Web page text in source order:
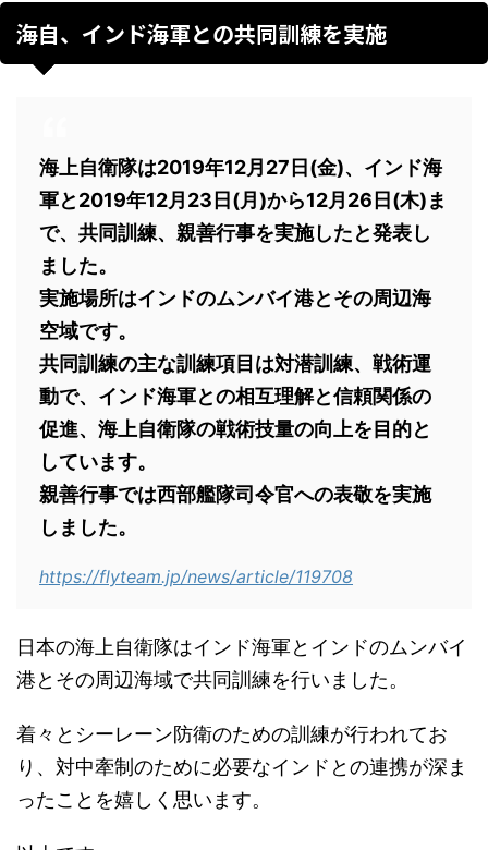
海自、インド海軍との共同訓練を実施
海上自衛隊は2019年12月27日(金)、インド海
軍と2019年12月23日(月)から12月26日(木)ま
で、共同訓練、親善行事を実施したと発表し
ました。
実施場所はインドのムンバイ港とその周辺海
空域です。
共同訓練の主な訓練項目は対潜訓練、戦術運
動で、インド海軍との相互理解と信頼関係の
促進、海上自衛隊の戦術技量の向上を目的と
しています。
親善行事では西部艦隊司令官への表敬を実施
しました。
https://flyteam.jp/news/article/119708
日本の海上自衛隊はインド海軍とインドのムンバイ
港とその周辺海域で共同訓練を行いました。
着々とシーレーン防衛のための訓練が行われてお
り、対中牽制のために必要なインドとの連携が深ま
ったことを嬉しく思います。